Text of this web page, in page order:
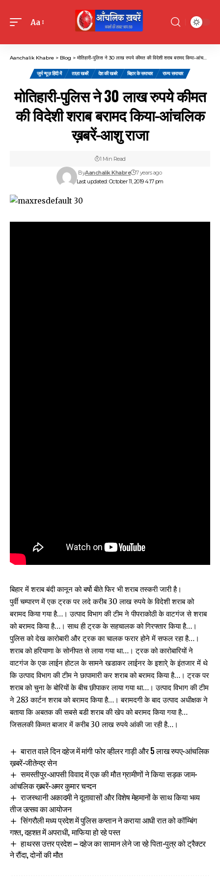
Font
Aa
Aanchalik Khabre > Blog > मोतिहारी-पुलिस ने 30 लाख रुपये कीमत की विदेशी शराब बरामद किया-आंचलिक ख़बरें-आशु राजा
जुर्म न्यूज़ हिंदी में ताज़ा खबरें देश की खबरे बिहार के समाचार राज्य समाचार
मोतिहारी-पुलिस ने 30 लाख रुपये कीमत
की विदेशी शराब बरामद किया-आंचलिक
ख़बरें-आशु राजा
Last updated: October 11, 2019 4:17 pm
ByAanchalik Khabre 7 years ago
1 Min Read
बिहार में शराब बंदी कानून को बर्षो बीते फिर भी शराब तस्करी जारी है।
पुर्वी चम्पारण में एक ट्रक पर लदे करीब 30 लाख रुपये के विदेशी शराब को
बरामद किया गया है…। उत्पाद विभाग की टीम ने पीपराकोठी के वाटगंज से शराब
को बरामद किया है…। साथ ही ट्रक के सहचालक को गिरफ्तार किया है…।
पुलिस को देख कारोबारी और ट्रक का चालक फरार होने में सफल रहा है…।
शराब को हरियाणा के सोनीपत से लाया गया था…। ट्रक को कारोबारियों ने
वाटगंज के एक लाईन होटल के सामने खडाकर लाईनर के इशारे् के इंतजार में थे
कि उत्पाद विभाग की टीम ने छापामारी कर शराब को बरामद किया है…। ट्रक पर
शराब को चुना के बोरियों के बीच छीपाकर लाया गया था…। उत्पाद विभाग की टीम
ने 283 कार्टन शराब को बरामद किया है…। बरामदगी के बाद उत्पाद अधीक्षक ने
बताया कि अबतक की सबसे बडी शराब की खेप को बरामद किया गया है…
जिसलकी किमत बाजार में करीब 30 लाख रुपये आंकी जा रही है…।
बारात वाले दिन दहेज में मांगी फोर व्हीलर गाड़ी और 5 लाख रुपए-आंचलिक
ख़बरें-जीतेन्द्र सेन
समस्तीपुर-आपसी विवाद में एक की मौत ग्रामीणों ने किया सड़क जाम-
आंचलिक ख़बरें-अमर कुमार चन्दन
राजस्थानी अकादमी ने दूतावासों और विशेष मेहमानों के साथ किया भव्य
तीज उत्सव का आयोजन
सिंगरौली मध्य प्रदेश में पुलिस कप्तान ने कराया आधी रात को कॉम्बिंग
गश्त, दहशत में अपराधी, माफिया हो रहे पस्त
हाथरस उत्तर प्रदेश – दहेज का सामान लेने जा रहे पिता-पुत्र को ट्रैक्टर
ने रौंदा, दोनों की मौत